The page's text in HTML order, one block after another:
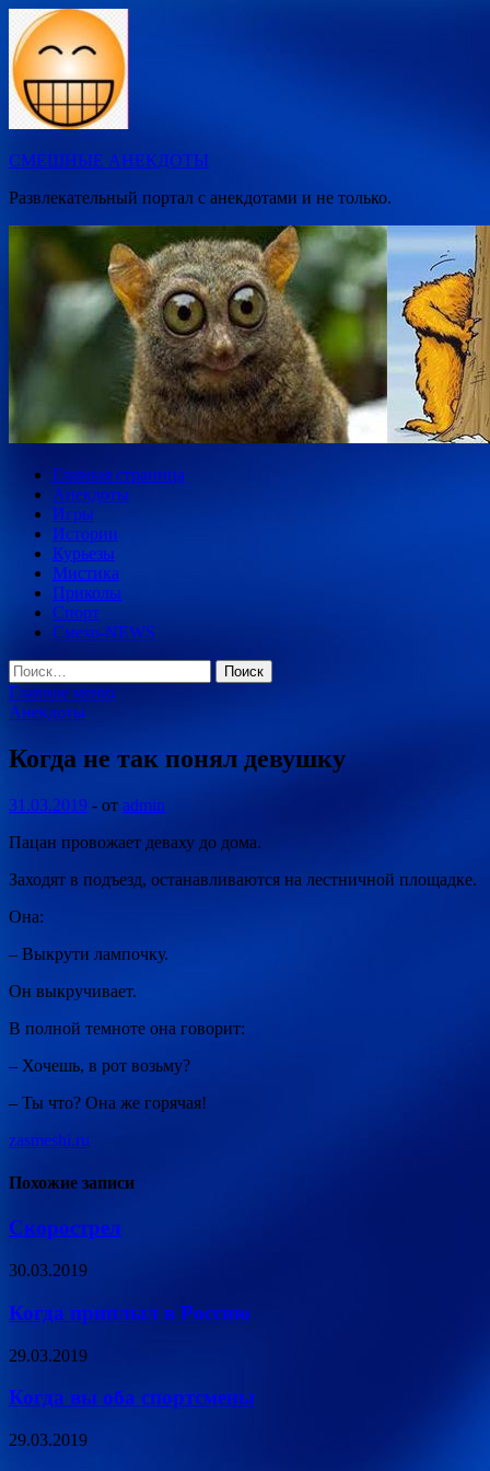
Перейти
содержимому
СМЕШНЫЕ АНЕКДОТЫ
Развлекательный портал с анекдотами и не только.
Главная страница
Анекдоты
Игры
Истории
Курьезы
Мистика
Приколы
Спорт
Смехо-NEWS
Найти:
Главное меню
Анекдоты
Когда не так понял девушку
31.03.2019 - от admin
Пацан провожает деваху до дома.
Заходят в подъезд, останавливаются на лестничной площадке.
Она:
– Выкрути лампочку.
Он выкручивает.
В полной темноте она говорит:
– Хочешь, в рот возьму?
– Ты что? Она же горячая!
zasmeshi.ru
Похожие записи
Скорострел
30.03.2019
Когда приплыл в Россию
29.03.2019
Когда вы оба спортсмены
29.03.2019